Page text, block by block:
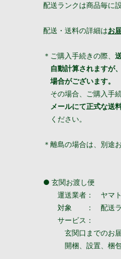
配送ランクは商品毎に
配送・送料の詳細はお
＊ご購入手続きの際、
自動計算されますが
場合がございます。
その場合、ご購入手
メールにて正式な送
ください。
＊離島の場合は、別途
● 玄関お渡し便
運送業者： ヤマト
対象 ： 配送ラン
サービス：
玄関口までのお届
開梱、設置、梱包材